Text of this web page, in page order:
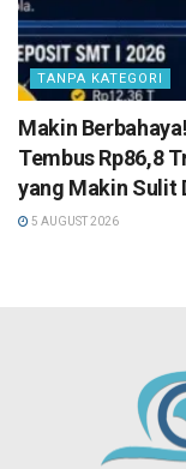
TANPA KATEGORI
Makin
Tembus Rp86,8
yang Makin Sulit
5 AUGUST 2026